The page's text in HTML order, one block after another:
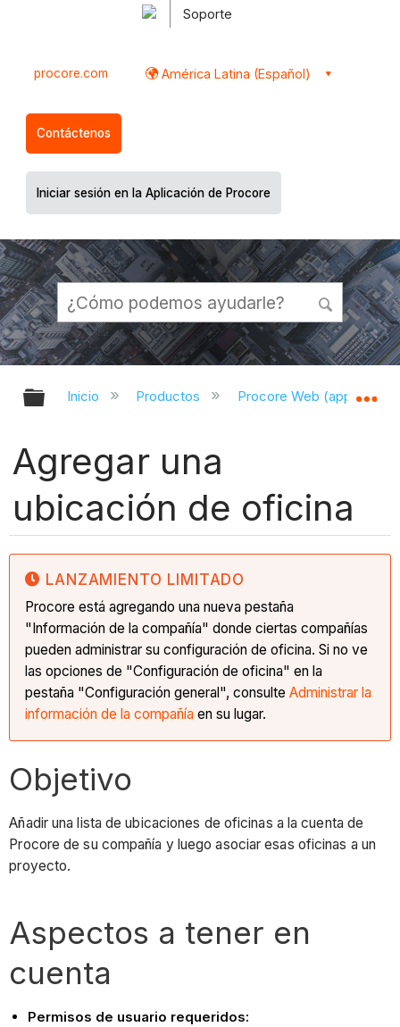
Soporte
procore.com América Latina (Español)
Contáctenos
Iniciar sesión en la Aplicación de Procore
Expandir/contraer jerarquía global
Inicio Productos Procore Web
Agregar una
ubicación de oficina
LANZAMIENTO LIMITADO
Procore está agregando una nueva pestaña
"Información de la compañía" donde ciertas compañías
pueden administrar su configuración de oficina. Si no ve
las opciones de "Configuración de oficina" en la
pestaña "Configuración general", consulteAdministrar la
información de la compañía en su lugar.
Objetivo
Añadir una lista de ubicaciones de oficinas a la cuenta de
Procore de su compañía y luego asociar esas oficinas a un
proyecto.
Aspectos a tener en
cuenta
Permisos de usuario requeridos: